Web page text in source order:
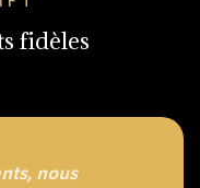
fidèles
nous